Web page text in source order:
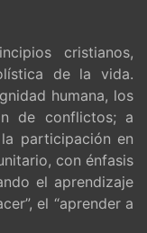
cristianos,
de la vida.
humana, los
de conflictos; a
participación en
con énfasis
el aprendizaje
el “aprender a